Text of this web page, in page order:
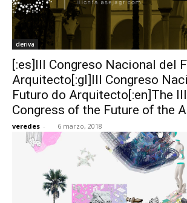
deriva
[:es]III Congreso Nacional del
Arquitecto[:gl]III Congreso
Futuro do Arquitecto[:en]The
Congress of the Future of the
veredes - 6 marzo, 2018